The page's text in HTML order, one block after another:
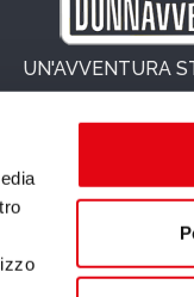
UN'AVVENTURA